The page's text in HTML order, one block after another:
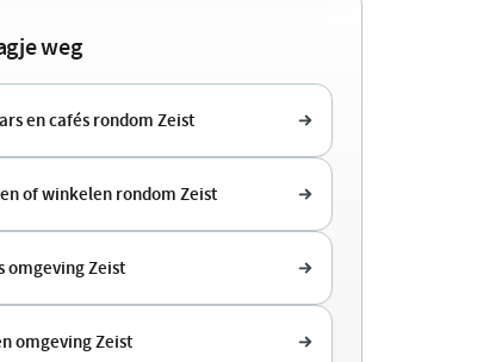
weg
en cafés rondom Zeist
of winkelen rondom Zeist
omgeving Zeist
omgeving Zeist